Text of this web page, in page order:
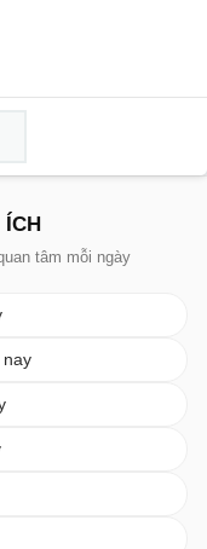
ÍCH
tâm mỗi ngày